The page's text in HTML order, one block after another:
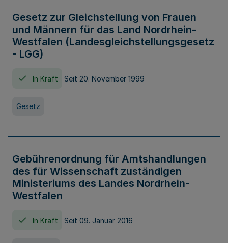
Gesetz zur Gleichstellung von Frauen
und Männern für das Land Nordrhein-
Westfalen (Landesgleichstellungsgesetz
- LGG)
In Kraft Seit 20. November 1999
Gesetz
Gebührenordnung für Amtshandlungen
des für Wissenschaft zuständigen
Ministeriums des Landes Nordrhein-
Westfalen
In Kraft Seit 09. Januar 2016